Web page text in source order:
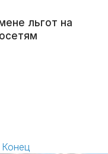
льгот на
Конец